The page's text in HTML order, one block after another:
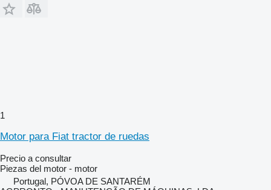
1
Motor para Fiat tractor de ruedas
Precio a consultar
Piezas del motor - motor
Portugal, PÓVOA DE SANTARÉM